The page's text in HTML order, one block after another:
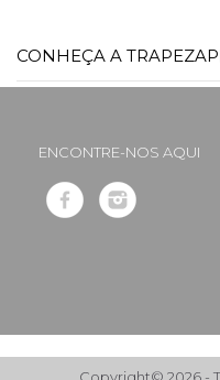
CONHEÇA A
ENCONTRE-NOS AQUI